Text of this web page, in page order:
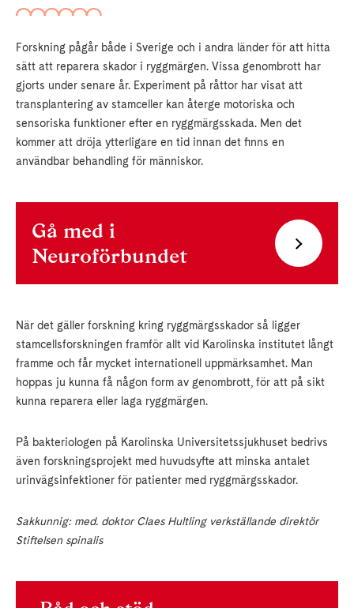
Forskning pågår både i Sverige och i andra länder för att hitta
sätt att reparera skador i ryggmärgen. Vissa genombrott har
gjorts under senare år. Experiment på råttor har visat att
transplantering av stamceller kan återge motoriska och
sensoriska funktioner efter en ryggmärgsskada. Men det
kommer att dröja ytterligare en tid innan det finns en
användbar behandling för människor.
Gå med i
Neuroförbundet
När det gäller forskning kring ryggmärgsskador så ligger
stamcellsforskningen framför allt vid Karolinska institutet långt
framme och får mycket internationell uppmärksamhet. Man
hoppas ju kunna få någon form av genombrott, för att på sikt
kunna reparera eller laga ryggmärgen.
På bakteriologen på Karolinska Universitetssjukhuset bedrivs
även forskningsprojekt med huvudsyfte att minska antalet
urinvägsinfektioner för patienter med ryggmärgsskador.
Sakkunnig: med. doktor Claes Hultling verkställande direktör
Stiftelsen spinalis